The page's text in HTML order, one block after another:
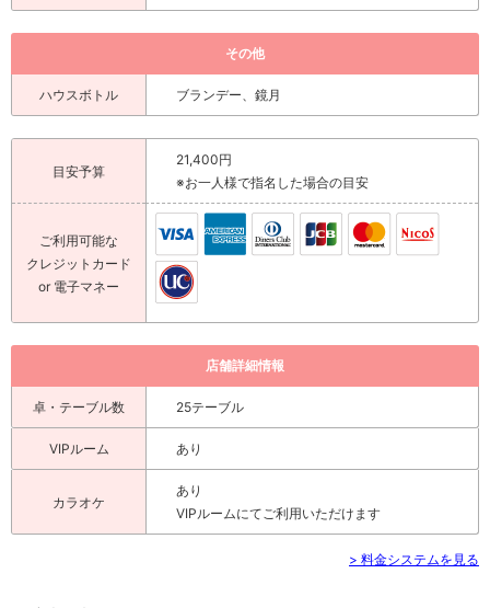
その他
ハウスボトル ブランデー、鏡月
目安予算
21,400円
※お一人様で指名した場合の目安
ご利用可能な
クレジットカード
or 電子マネー
店舗詳細情報
卓・テーブル数 25テーブル
VIPルーム あり
カラオケ
あり
VIPルームにてご利用いただけます
> 料金システムを見る